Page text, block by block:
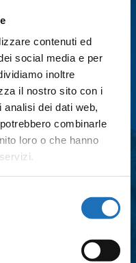
contenuti ed
social media e per
inoltre
il nostro sito con i
dei dati web,
combinarle
loro o che hanno